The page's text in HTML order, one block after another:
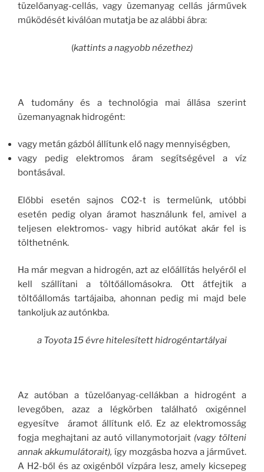
tüzelőanyag-cellás, vagy üzemanyag cellás járművek
működését kiválóan mutatja be az alábbi ábra:
(kattints a nagyobb nézethez)
A tudomány és a technológia mai állása szerint
üzemanyagnak hidrogént:
vagy metán gázból állítunk elő nagy mennyiségben,
vagy pedig elektromos áram segítségével a víz
bontásával.
Előbbi esetén sajnos CO2-t is termelünk, utóbbi
esetén pedig olyan áramot használunk fel, amivel a
teljesen elektromos- vagy hibrid autókat akár fel is
tölthetnénk.
Ha már megvan a hidrogén, azt az előállítás helyéről el
kell szállítani a töltőállomásokra. Ott átfejtik a
töltőállomás tartájaiba, ahonnan pedig mi majd bele
tankoljuk az autónkba.
a Toyota 15 évre hitelesített hidrogéntartályai
Az autóban a tüzelőanyag-cellákban a hidrogént a
levegőben, azaz a légkörben található oxigénnel
egyesítve áramot állítunk elő. Ez az elektromosság
fogja meghajtani az autó villanymotorjait (vagy tölteni
annak akkumulátorait), így mozgásba hozva a járművet.
A H2-ből és az oxigénből vízpára lesz, amely kicsepeg